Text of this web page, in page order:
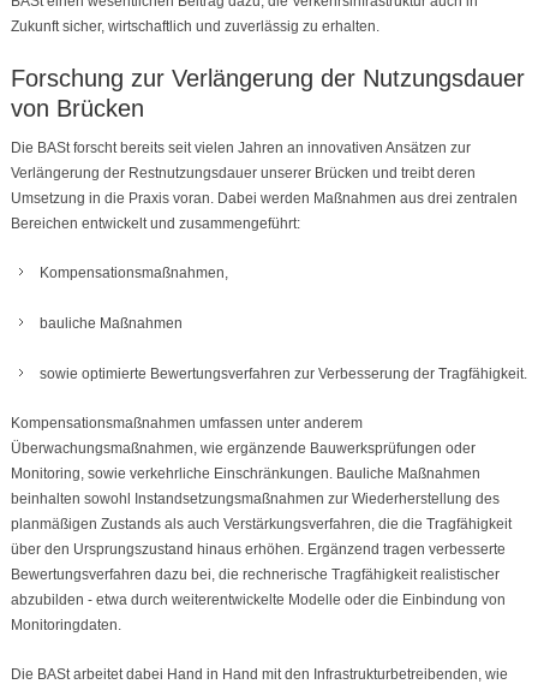
Zukunft sicher, wirtschaftlich und zuverlässig zu erhalten.
Forschung zur Verlängerung der Nutzungsdauer
von Brücken
Die BASt forscht bereits seit vielen Jahren an innovativen Ansätzen zur
Verlängerung der Restnutzungsdauer unserer Brücken und treibt deren
Umsetzung in die Praxis voran. Dabei werden Maßnahmen aus drei zentralen
Bereichen entwickelt und zusammengeführt:
Kompensationsmaßnahmen,
bauliche Maßnahmen
sowie optimierte Bewertungsverfahren zur Verbesserung der Tragfähigkeit.
Kompensationsmaßnahmen umfassen unter anderem
Überwachungsmaßnahmen, wie ergänzende Bauwerksprüfungen oder
Monitoring, sowie verkehrliche Einschränkungen. Bauliche Maßnahmen
beinhalten sowohl Instandsetzungsmaßnahmen zur Wiederherstellung des
planmäßigen Zustands als auch Verstärkungsverfahren, die die Tragfähigkeit
über den Ursprungszustand hinaus erhöhen. Ergänzend tragen verbesserte
Bewertungsverfahren dazu bei, die rechnerische Tragfähigkeit realistischer
abzubilden - etwa durch weiterentwickelte Modelle oder die Einbindung von
Monitoringdaten.
Die BASt arbeitet dabei Hand in Hand mit den Infrastrukturbetreibenden, wie